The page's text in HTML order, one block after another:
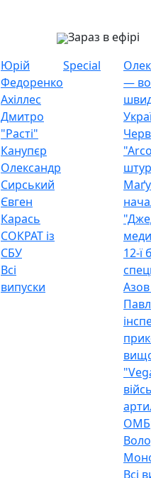
Зараз в ефірі
Юрій
Федоренко
Ахіллес
Дмитро
"Расті"
Канупєр
Олександр
Сирський
Євген
Карась
СОКРАТ із
СБУ
Всі
випуски
Special
—
12-ї
Всі